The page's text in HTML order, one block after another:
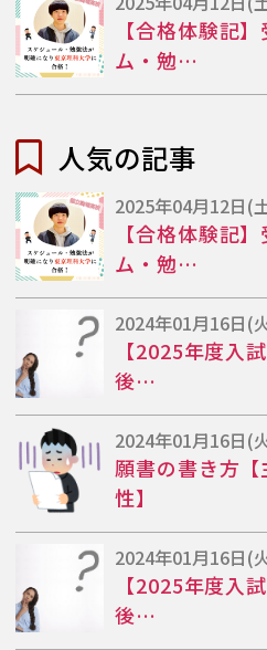
【合格体験記
ム・勉…
人気の記事
2025年04月12日(
【合格体験記
ム・勉…
2024年01月16日(
【2025年度入
後…
2024年01月16日(
願書の書き方
性】
2024年01月16日(
【2025年度入
後…